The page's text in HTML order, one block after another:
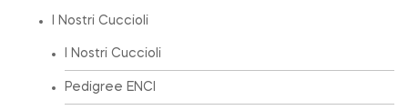
I Nostri Cuccioli
I Nostri Cuccioli
Pedigree ENCI